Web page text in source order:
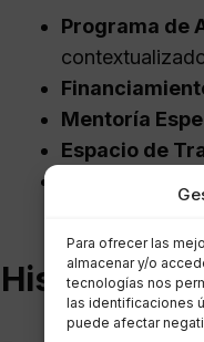
Para ofrecer las
almacenar y/o
tecnologías nos
las identificaciones
puede afectar
Programa de
Mentoría
Espacio de
Historia y